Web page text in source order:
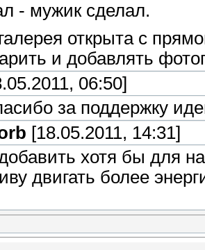
- мужик сделал.
открыта с
и добавлять
06:50]
за поддержку
[18.05.2011, 14:31]
хотя бы для
двигать более